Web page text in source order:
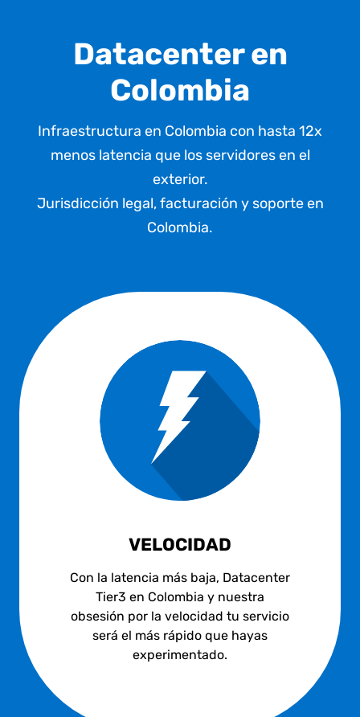
Datacenter en
Colombia
Infraestructura en Colombia con hasta 12x
menos latencia que los servidores en el
exterior.
Jurisdicción legal, facturación y soporte en
Colombia.
VELOCIDAD
Con la latencia más baja, Datacenter
Tier3 en Colombia y nuestra
obsesión por la velocidad tu servicio
será el más rápido que hayas
experimentado.